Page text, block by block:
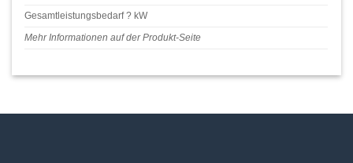
Gesamtleistungsbedarf ? kW
Mehr Informationen auf der Produkt-Seite